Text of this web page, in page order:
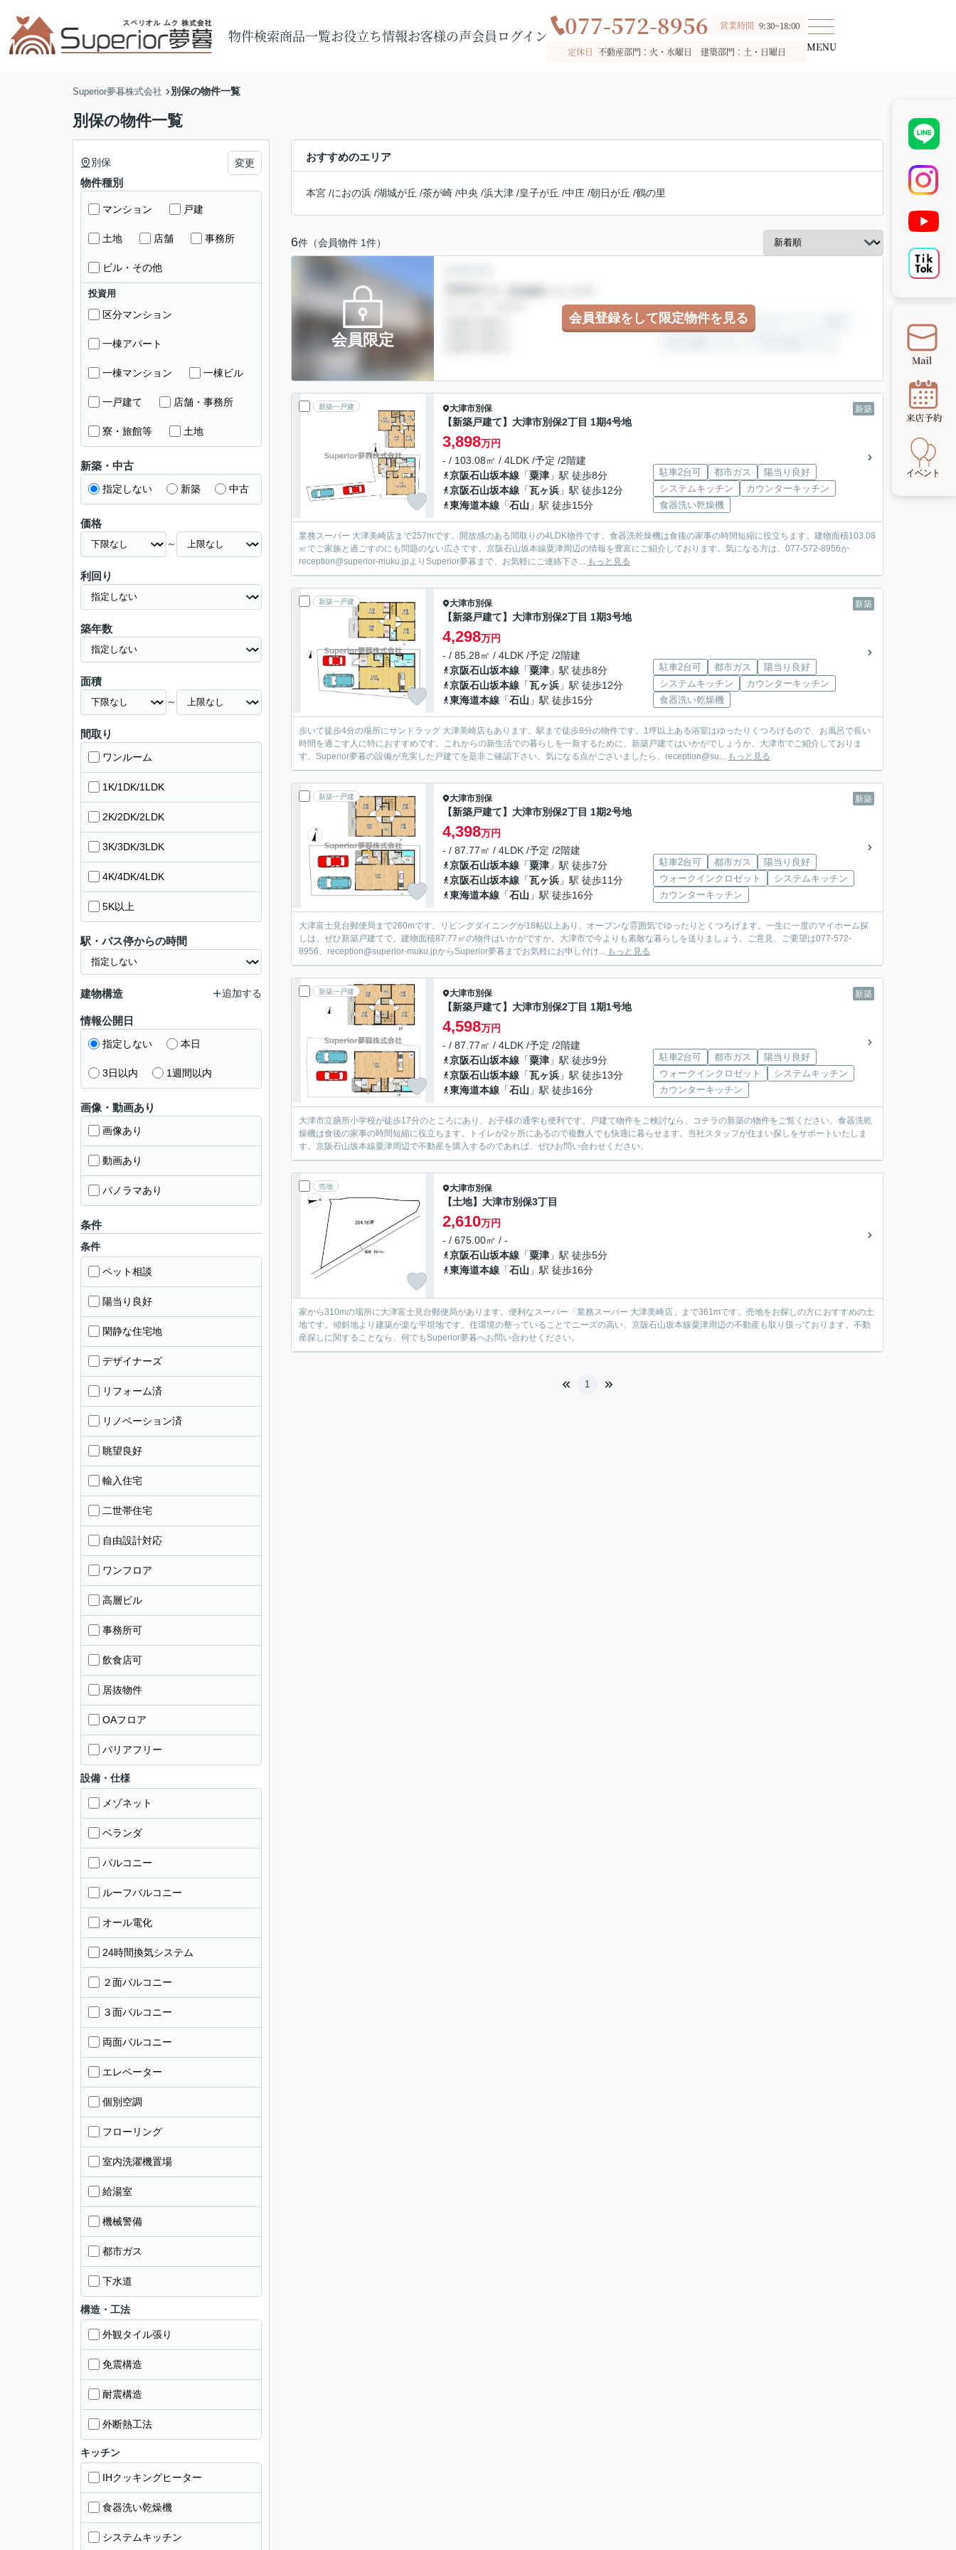
物件検索商品一覧お役立ち情報お客様の声会員ログイン 077-572-8956 営業時間 9:30~18:00
定休日 不動産部門：火・水曜日 建築部門：土・日曜日
Superior夢暮株式会社 別保の物件一覧
別保の物件一覧
おすすめのエリア
本宮 /におの浜 /湖城が丘 /茶が崎 /中央 /浜大津 /皇子が丘 /中庄 /朝日が丘 /鶴の里
6件（会員物件 1件）
会員限定
会員登録をして限定物件を見る
新築一戸建 新築
大津市別保
【新築戸建て】大津市別保2丁目 1期4号地
3,898万円
- / 103.08㎡ / 4LDK /予定 /2階建
京阪石山坂本線 「粟津 」駅 徒歩8分
京阪石山坂本線 「瓦ヶ浜 」駅 徒歩12分
東海道本線 「石山 」駅 徒歩15分
駐車2台可 都市ガス
陽当り良好
システムキッチン
カウンターキッチン
食器洗い乾燥機
業務スーパー 大津美崎店まで257mです。開放感のある間取りの4LDK物件です。食器洗乾燥機は食後の家事の時間短縮に役立ちます。建物面積103.08
㎡でご家族と過ごすのにも問題のない広さです。京阪石山坂本線粟津周辺の情報を豊富にご紹介しております。気になる方は、077-572-8956か
reception@superior-muku.jpよりSuperior夢暮まで、お気軽にご連絡下さ... もっと見る
新築一戸建 新築
大津市別保
【新築戸建て】大津市別保2丁目 1期3号地
4,298万円
- / 85.28㎡ / 4LDK /予定 /2階建
京阪石山坂本線 「粟津 」駅 徒歩8分
京阪石山坂本線 「瓦ヶ浜 」駅 徒歩12分
東海道本線 「石山 」駅 徒歩15分
駐車2台可 都市ガス
陽当り良好
システムキッチン
カウンターキッチン
食器洗い乾燥機
歩いて徒歩4分の場所にサンドラッグ 大津美崎店もあります。駅まで徒歩8分の物件です。1坪以上ある浴室はゆったりくつろげるので、お風呂で長い
時間を過ごす人に特におすすめです。これからの新生活での暮らしを一新するために、新築戸建てはいかがでしょうか。大津市でご紹介しておりま
す、Superior夢暮の設備が充実した戸建てを是非ご確認下さい。気になる点がございましたら、reception@su... もっと見る
新築一戸建 新築
大津市別保
【新築戸建て】大津市別保2丁目 1期2号地
4,398万円
- / 87.77㎡ / 4LDK /予定 /2階建
京阪石山坂本線 「粟津 」駅 徒歩7分
京阪石山坂本線 「瓦ヶ浜 」駅 徒歩11分
東海道本線 「石山 」駅 徒歩16分
駐車2台可 都市ガス
陽当り良好
ウォークインクロゼット
システムキッチン
カウンターキッチン
大津富士見台郵便局まで260mです。リビングダイニングが18帖以上あり、オープンな雰囲気でゆったりとくつろげます。一生に一度のマイホーム探
しは、ぜひ新築戸建てで。建物面積87.77㎡の物件はいかがですか。大津市で今よりも素敵な暮らしを送りましょう。ご意見、ご要望は077-572-
8956、reception@superior-muku.jpからSuperior夢暮までお気軽にお申し付け... もっと見る
新築一戸建 新築
大津市別保
【新築戸建て】大津市別保2丁目 1期1号地
4,598万円
- / 87.77㎡ / 4LDK /予定 /2階建
京阪石山坂本線 「粟津 」駅 徒歩9分
京阪石山坂本線 「瓦ヶ浜 」駅 徒歩13分
東海道本線 「石山 」駅 徒歩16分
駐車2台可 都市ガス
陽当り良好
ウォークインクロゼット
システムキッチン
カウンターキッチン
大津市立膳所小学校が徒歩17分のところにあり、お子様の通学も便利です。戸建て物件をご検討なら、コチラの新築の物件をご覧ください。食器洗乾
燥機は食後の家事の時間短縮に役立ちます。トイレが2ヶ所にあるので複数人でも快適に暮らせます。当社スタッフが住まい探しをサポートいたしま
す。京阪石山坂本線粟津周辺で不動産を購入するのであれば、ぜひお問い合わせください。
売地 大津市別保
【土地】大津市別保3丁目
2,610万円
- / 675.00㎡ / -
京阪石山坂本線 「粟津 」駅 徒歩5分
東海道本線 「石山 」駅 徒歩16分
家から310mの場所に大津富士見台郵便局があります。便利なスーパー「業務スーパー 大津美崎店」まで361mです。売地をお探しの方におすすめの土
地です。傾斜地より建築が楽な平坦地です。住環境の整っていることでニーズの高い、京阪石山坂本線粟津周辺の不動産も取り扱っております。不動
産探しに関することなら、何でもSuperior夢暮へお問い合わせください。
1
別保 変更
物件種別
マンション 戸建
土地 店舗 事務所
ビル・その他
投資用
区分マンション
一棟アパート
一棟マンション 一棟ビル
一戸建て 店舗・事務所
寮・旅館等 土地
新築・中古
指定しない 新築 中古
価格
～
利回り
築年数
面積
～
間取り
ワンルーム
1K/1DK/1LDK
2K/2DK/2LDK
3K/3DK/3LDK
4K/4DK/4LDK
5K以上
駅・バス停からの時間
建物構造 追加する
情報公開日
指定しない 本日
3日以内 1週間以内
画像・動画あり
画像あり
動画あり
パノラマあり
条件
条件
ペット相談
陽当り良好
閑静な住宅地
デザイナーズ
リフォーム済
リノベーション済
眺望良好
輸入住宅
二世帯住宅
自由設計対応
ワンフロア
高層ビル
事務所可
飲食店可
居抜物件
OAフロア
バリアフリー
設備・仕様
メゾネット
ベランダ
バルコニー
ルーフバルコニー
オール電化
24時間換気システム
２面バルコニー
３面バルコニー
両面バルコニー
エレベーター
個別空調
フローリング
室内洗濯機置場
給湯室
機械警備
都市ガス
下水道
構造・工法
外観タイル張り
免震構造
耐震構造
外断熱工法
キッチン
IHクッキングヒーター
食器洗い乾燥機
システムキッチン